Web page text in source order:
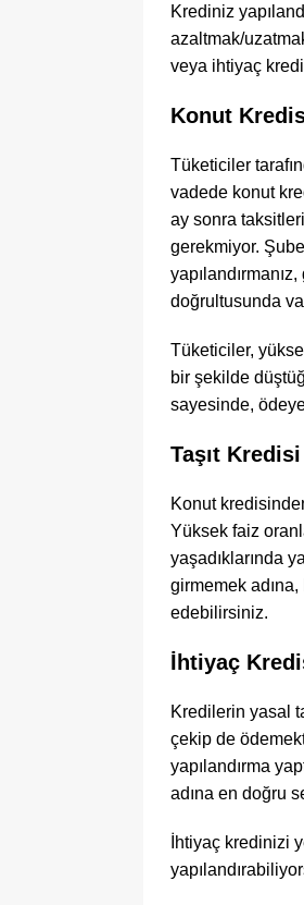
Krediniz
azaltmak/
veya ihtiyaç
Konut
Tüketiciler
vadede konut
ay sonra
gerekmiyor.
doğrultusunda
Tüketiciler,
bir şekilde
sayesinde,
Taşıt Kredisi
Konut
Yüksek faiz
yaşadıklarında
girmemek
edebilirsiniz.
İhtiyaç
Kredilerin yasal
çekip de
yapılandırma
adına en doğru
İhtiyaç kredinizi